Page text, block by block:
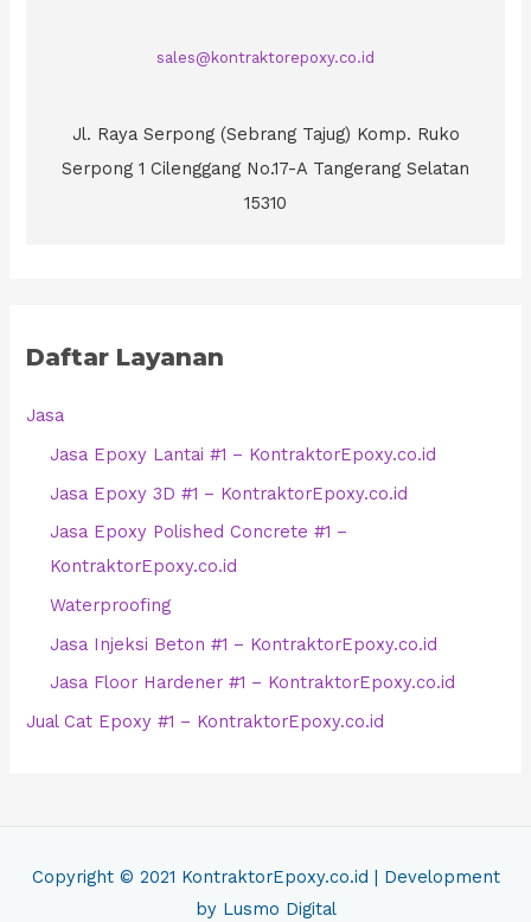
sales@kontraktorepoxy.co.id
Jl. Raya Serpong (Sebrang Tajug) Komp. Ruko
Serpong 1 Cilenggang No.17-A Tangerang Selatan
15310
Daftar Layanan
Jasa
Jasa Epoxy Lantai #1 – KontraktorEpoxy.co.id
Jasa Epoxy 3D #1 – KontraktorEpoxy.co.id
Jasa Epoxy Polished Concrete #1 –
KontraktorEpoxy.co.id
Waterproofing
Jasa Injeksi Beton #1 – KontraktorEpoxy.co.id
Jasa Floor Hardener #1 – KontraktorEpoxy.co.id
Jual Cat Epoxy #1 – KontraktorEpoxy.co.id
Copyright © 2021 KontraktorEpoxy.co.id | Development
by Lusmo Digital